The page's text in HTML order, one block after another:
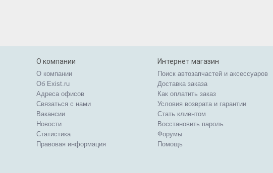
О компании
О компании
Об Exist.ru
Адреса офисов
Связаться с нами
Вакансии
Новости
Статистика
Правовая информация
Интернет магазин
Поиск автозапчастей и аксессуаров
Доставка заказа
Как оплатить заказ
Условия возврата и гарантии
Стать клиентом
Восстановить пароль
Форумы
Помощь